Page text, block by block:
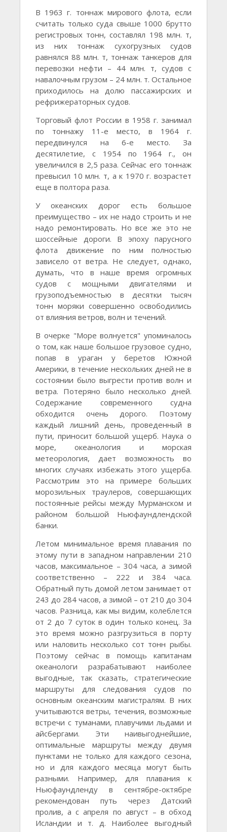
В 1963 г. тоннаж мирового флота, если
считать только суда свыше 1000 брутто
регистровых тонн, составлял 198 млн. т,
из них тоннаж сухогрузных судов
равнялся 88 млн. т, тоннаж танкеров для
перевозки нефти – 44 млн. т, судов с
навалочным грузом – 24 млн. т. Остальное
приходилось на долю пассажирских и
рефрижераторных судов.
Торговый флот России в 1958 г. занимал
по тоннажу 11-е место, в 1964 г.
передвинулся на 6-е место. За
десятилетие, с 1954 по 1964 г., он
увеличился в 2,5 раза. Сейчас его тоннаж
превысил 10 млн. т, а к 1970 г. возрастет
еще в полтора раза.
У океанских дорог есть большое
преимущество – их не надо строить и не
надо ремонтировать. Но все же это не
шоссейные дороги. В эпоху парусного
флота движение по ним полностью
зависело от ветра. Не следует, однако,
думать, что в наше время огромных
судов с мощными двигателями и
грузоподъемностью в десятки тысяч
тонн моряки совершенно освободились
от влияния ветров, волн и течений.
В очерке "Море волнуется" упоминалось
о том, как наше большое грузовое судно,
попав в ураган у беретов Южной
Америки, в течение нескольких дней не в
состоянии было выгрести против волн и
ветра. Потеряно было несколько дней.
Содержание современного судна
обходится очень дорого. Поэтому
каждый лишний день, проведенный в
пути, приносит большой ущерб. Наука о
море, океанология и морская
метеорология, дает возможность во
многих случаях избежать этого ущерба.
Рассмотрим это на примере больших
морозильных траулеров, совершающих
постоянные рейсы между Мурманском и
районом большой Ньюфаундлендской
банки.
Летом минимальное время плавания по
этому пути в западном направлении 210
часов, максимальное – 304 часа, а зимой
соответственно – 222 и 384 часа.
Обратный путь домой летом занимает от
243 до 284 часов, а зимой – от 210 до 304
часов. Разница, как мы видим, колеблется
от 2 до 7 суток в один только конец. За
это время можно разгрузиться в порту
или наловить несколько сот тонн рыбы.
Поэтому сейчас в помощь капитанам
океанологи разрабатывают наиболее
выгодные, так сказать, стратегические
маршруты для следования судов по
основным океанским магистралям. В них
учитываются ветры, течения, возможные
встречи с туманами, плавучими льдами и
айсбергами. Эти наивыгоднейшие,
оптимальные маршруты между двумя
пунктами не только для каждого сезона,
но и для каждого месяца могут быть
разными. Например, для плавания к
Ньюфаундленду в сентябре-октябре
рекомендован путь через Датский
пролив, а с апреля по август – в обход
Исландии и т. д. Наиболее выгодный